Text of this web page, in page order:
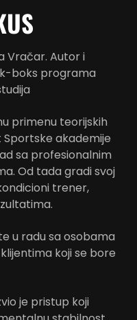
Vračar. Autor i
boks programa
primenu teorijskih
Sportske akademije
sa profesionalnim
Od tada gradi svoj
trener,
u radu sa osobama
koji se bore
je pristup koji